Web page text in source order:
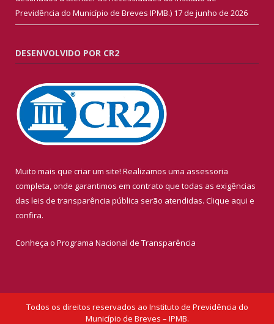
Previdência do Município de Breves IPMB.) 17 de junho de 2026
DESENVOLVIDO POR CR2
Muito mais que criar um site! Realizamos uma assessoria
completa, onde garantimos em contrato que todas as exigências
das leis de transparência pública serão atendidas. Clique aqui e
confira.
Conheça o Programa Nacional de Transparência
Todos os direitos reservados ao Instituto de Previdência do
Município de Breves – IPMB.